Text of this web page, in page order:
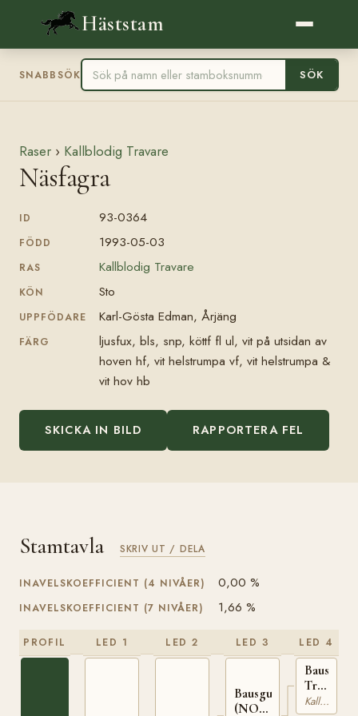
Häststam
SNABBSÖK SÖK
Raser › Kallblodig Travare
Näsfagra
ID 93-0364
FÖDD 1993-05-03
RAS Kallblodig Travare
KÖN Sto
UPPFÖDARE Karl-Gösta Edman, Årjäng
FÄRG
ljusfux, bls, snp, köttf fl ul, vit på utsidan av
hoven hf, vit helstrumpa vf, vit helstrumpa &
vit hov hb
SKICKA IN BILD RAPPORTERA FEL
Stamtavla SKRIV UT / DELA
INAVELSKOEFFICIENT (4 NIVÅER) 0,00 %
INAVELSKOEFFICIENT (7 NIVÅER) 1,66 %
PROFIL LED 1 LED 2 LED 3
Bausgutt
(NO)
LED 4
Baus
Tryggsön
(NO)
Kallblodig Travare